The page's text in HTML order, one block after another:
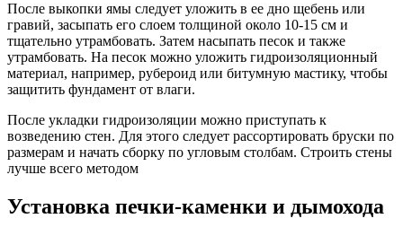
После выкопки ямы следует уложить в ее дно щебень или
гравий, засыпать его слоем толщиной около 10-15 см и
тщательно утрамбовать. Затем насыпать песок и также
утрамбовать. На песок можно уложить гидроизоляционный
материал, например, рубероид или битумную мастику, чтобы
защитить фундамент от влаги.
После укладки гидроизоляции можно приступать к
возведению стен. Для этого следует рассортировать бруски по
размерам и начать сборку по угловым столбам. Строить стены
лучше всего методом
Установка печки-каменки и дымохода